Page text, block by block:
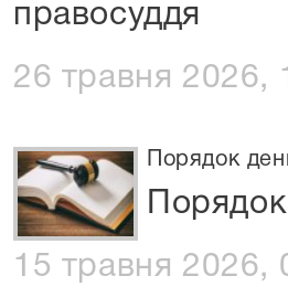
правосуддя
26 травня 2026,
Порядок
15 травня 2026,